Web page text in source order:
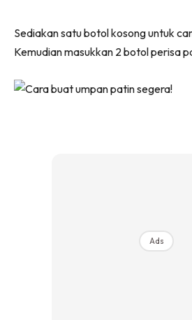
Sediakan satu botol kosong untuk
Kemudian masukkan 2 botol perisa
Ads